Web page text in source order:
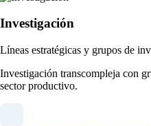
Investigación
Líneas estratégicas y grupos de
Investigación transcompleja con
sector productivo.